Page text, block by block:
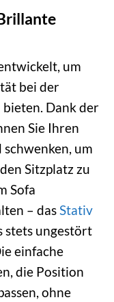
um
bei der
Dank der
Sie Ihren
um
Sitzplatz zu
Sofa
– dasStativ
stets ungestört
einfache
die Position
ohne